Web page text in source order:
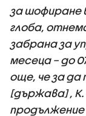
за шофиране
глоба,
забрана за
месеца – до
още, че за да
[държава] , К.
продължение